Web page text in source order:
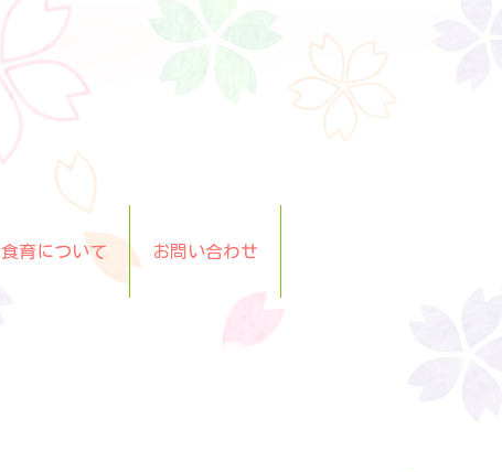
食育について お問い合わせ